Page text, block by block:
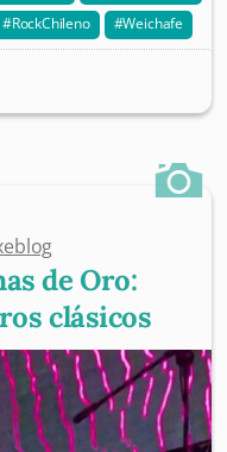
RockChileno Weichafe
de Oro:
clásicos